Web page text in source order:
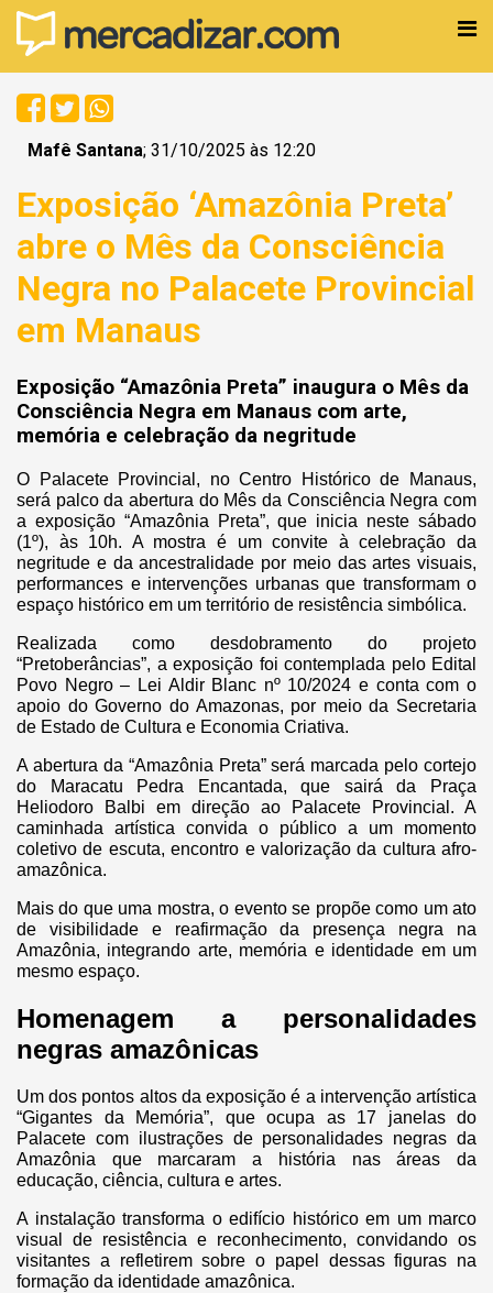
Mafê Santana; 31/10/2025 às 12:20
Exposição ‘Amazônia Preta’
abre o Mês da Consciência
Negra no Palacete Provincial
em Manaus
Exposição “Amazônia Preta” inaugura o Mês da
Consciência Negra em Manaus com arte,
memória e celebração da negritude
O Palacete Provincial, no Centro Histórico de Manaus,
será palco da abertura do Mês da Consciência Negra com
a exposição “Amazônia Preta”, que inicia neste sábado
(1º), às 10h. A mostra é um convite à celebração da
negritude e da ancestralidade por meio das artes visuais,
performances e intervenções urbanas que transformam o
espaço histórico em um território de resistência simbólica.
Realizada como desdobramento do projeto
“Pretoberâncias”, a exposição foi contemplada pelo Edital
Povo Negro – Lei Aldir Blanc nº 10/2024 e conta com o
apoio do Governo do Amazonas, por meio da Secretaria
de Estado de Cultura e Economia Criativa.
A abertura da “Amazônia Preta” será marcada pelo cortejo
do Maracatu Pedra Encantada, que sairá da Praça
Heliodoro Balbi em direção ao Palacete Provincial. A
caminhada artística convida o público a um momento
coletivo de escuta, encontro e valorização da cultura afro-
amazônica.
Mais do que uma mostra, o evento se propõe como um ato
de visibilidade e reafirmação da presença negra na
Amazônia, integrando arte, memória e identidade em um
mesmo espaço.
Homenagem a personalidades
negras amazônicas
Um dos pontos altos da exposição é a intervenção artística
“Gigantes da Memória”, que ocupa as 17 janelas do
Palacete com ilustrações de personalidades negras da
Amazônia que marcaram a história nas áreas da
educação, ciência, cultura e artes.
A instalação transforma o edifício histórico em um marco
visual de resistência e reconhecimento, convidando os
visitantes a refletirem sobre o papel dessas figuras na
formação da identidade amazônica.